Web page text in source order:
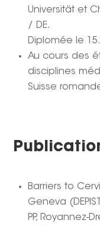
Universität et
/ DE.
Diplomée le
Au cours des
disciplines
Suisse
Barriers to
Geneva
PP, Royannez-